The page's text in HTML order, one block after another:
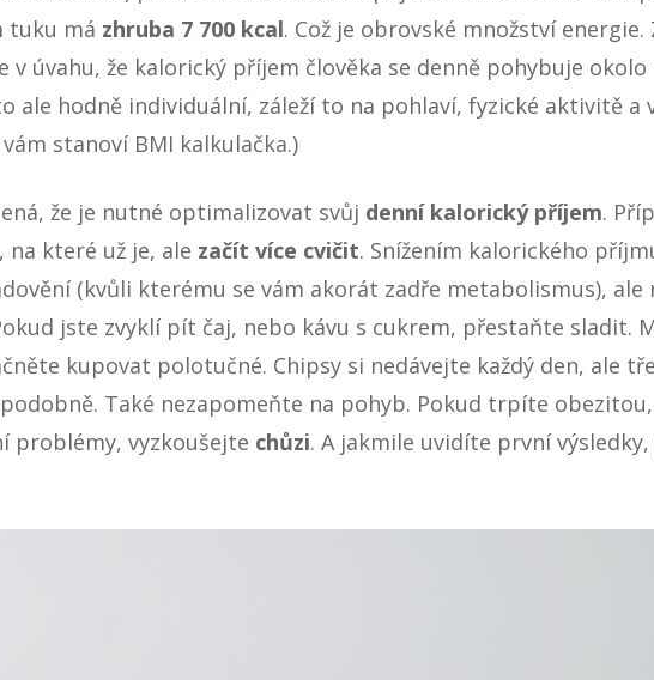
tuku má zhruba 7 700 kcal. Což je obrovské množství energie.
v úvahu, že kalorický příjem člověka se denně pohybuje okolo
ale hodně individuální, záleží to na pohlaví, fyzické aktivitě a
stanoví BMI kalkulačka.)
že je nutné optimalizovat svůj denní kalorický příjem.
na které už je, ale začít více cvičit. Snížením kalorického
(kvůli kterému se vám akorát zadře metabolismus), ale
jste zvyklí pít čaj, nebo kávu s cukrem, přestaňte sladit.
kupovat polotučné. Chipsy si nedávejte každý den, ale
Také nezapomeňte na pohyb. Pokud trpíte
problémy, vyzkoušejte chůzi. A jakmile uvidíte první